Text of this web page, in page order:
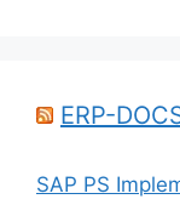
ERP-
SAP PS